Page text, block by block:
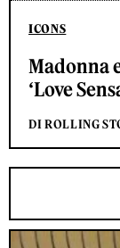
ICONS
Madonna
‘Love
DI ROLLING